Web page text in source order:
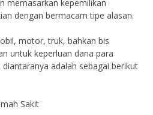
memasarkan kepemilikan
dengan bermacam tipe alasan.
motor, truk, bahkan bis
untuk keperluan dana para
adalah sebagai berikut
Sakit